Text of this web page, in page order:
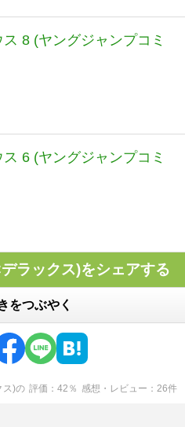
8 (ヤングジャンプコミ
6 (ヤングジャンプコミ
ラックス)をシェアする
をつぶやく
ス)の 評価 42 ％ 感想・レビュー 26件